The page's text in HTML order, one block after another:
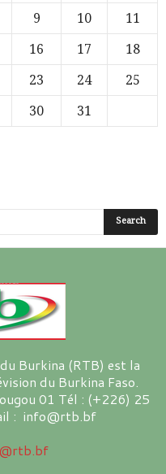
9 10
11
16 17
18
23 24
25
30
31
Burkina (RTB) est la
du Burkina Faso.
01 Tél : (+226) 25
: info@rtb.bf